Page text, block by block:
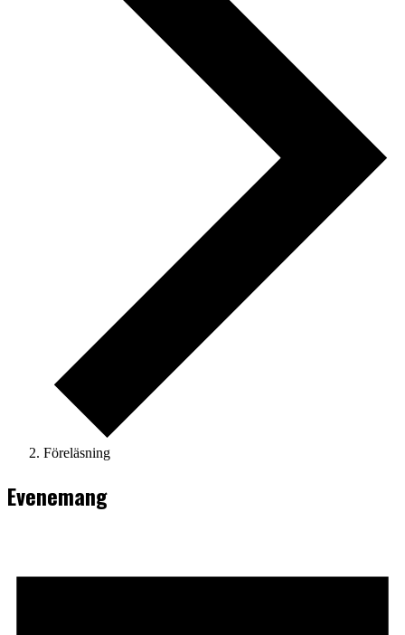
Föreläsning
Evenemang